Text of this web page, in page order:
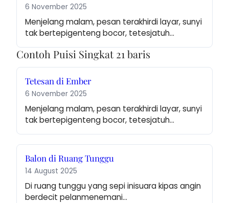
6 November 2025
Menjelang malam, pesan terakhirdi layar, sunyi
tak bertepigenteng bocor, tetesjatuh…
Contoh Puisi Singkat 21 baris
Tetesan di Ember
6 November 2025
Menjelang malam, pesan terakhirdi layar, sunyi
tak bertepigenteng bocor, tetesjatuh…
Balon di Ruang Tunggu
14 August 2025
Di ruang tunggu yang sepi inisuara kipas angin
berdecit pelanmenemani…